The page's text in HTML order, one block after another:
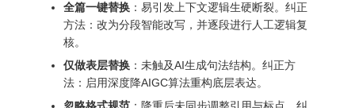
全篇一键替换：易引发上下文逻辑生硬断裂。纠正
方法：改为分段智能改写，并逐段进行人工逻辑复
核。
仅做表层替换：未触及AI生成句法结构。纠正方
法：启用深度降AIGC算法重构底层表达。